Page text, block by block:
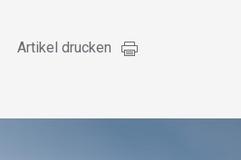
Artikel drucken